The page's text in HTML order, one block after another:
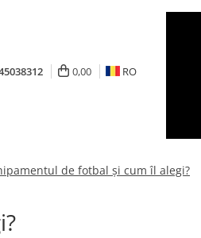
0,00 RO
de fotbal și cum îl alegi?